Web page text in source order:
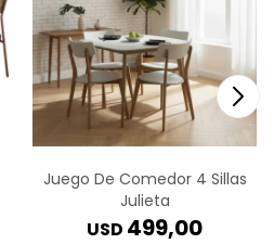
Juego De Comedor 4 Sillas
Julieta
USD 499,00